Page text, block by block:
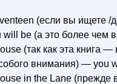
(если вы ищете
be (а это более чем
(так как эта книга
внимания) — you
in the Lane (прежде